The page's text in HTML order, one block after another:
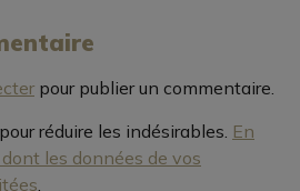
pour publier un commentaire.
réduire les indésirables. En
les données de vos